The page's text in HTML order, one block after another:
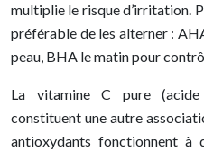
multiplie le risque d’irritation.
préférable de les alterner :
peau, BHA le matin pour
La vitamine C pure
constituent une autre
antioxydants fonctionnent